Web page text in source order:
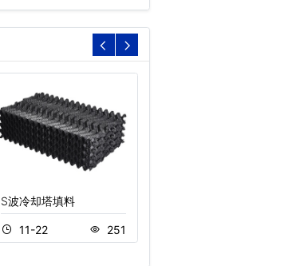
S波冷却塔填料
11-22 251